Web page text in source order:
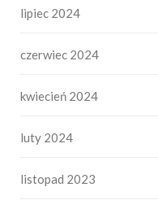
lipiec 2024
czerwiec 2024
kwiecień 2024
luty 2024
listopad 2023